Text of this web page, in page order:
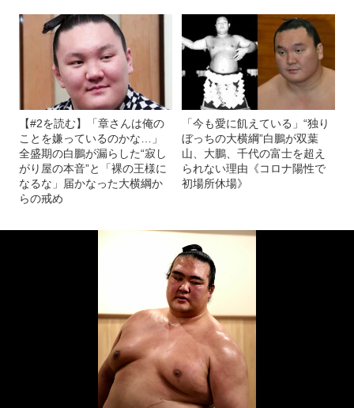
【#2を読む】「章さんは俺の
ことを嫌っているのかな…」
全盛期の白鵬が漏らした“寂し
がり屋の本音”と「裸の王様に
なるな」届かなった大横綱か
らの戒め
「今も愛に飢えている」“独り
ぼっちの大横綱”白鵬が双葉
山、大鵬、千代の富士を超え
られない理由《コロナ陽性で
初場所休場》